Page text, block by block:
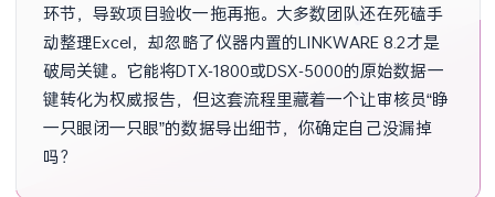
环节，导致项目验收一拖再拖。大多数团队还在死磕手
动整理Excel，却忽略了仪器内置的LINKWARE 8.2才是
破局关键。它能将DTX-1800或DSX-5000的原始数据一
键转化为权威报告，但这套流程里藏着一个让审核员“睁
一只眼闭一只眼”的数据导出细节，你确定自己没漏掉
吗？